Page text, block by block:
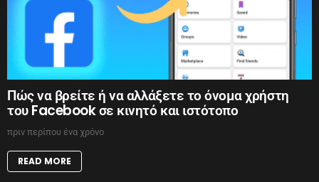
Πώς να βρείτε ή να αλλάξετε το όνομα χρήστη
του Facebook σε κινητό και ιστότοπο
πριν περίπου ένα χρόνο
READ MORE